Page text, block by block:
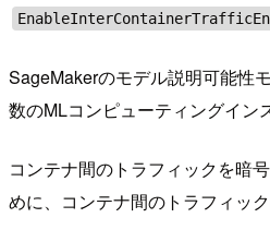
SageMakerのモデル説明可能性
数のMLコンピューティングイン
コンテナ間のトラフィックを暗
めに、コンテナ間のトラフィッ